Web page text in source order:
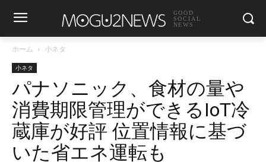
GOOD
SOCIAL
NEWS
ホーム 小ネタ
小ネタ
パナソニック、食材の量や
消費期限管理ができるIoT冷
蔵庫が好評 位置情報に基づ
いた省エネ運転も